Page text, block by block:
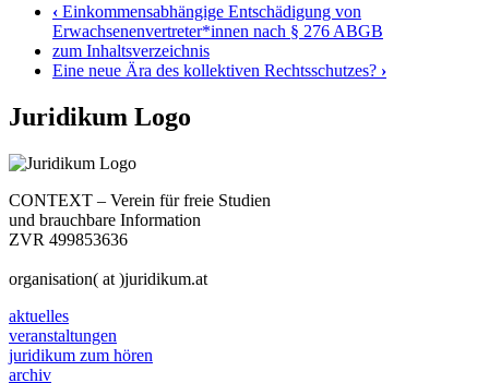
‹ Einkommensabhängige Entschädigung von
Erwachsenenvertreter*innen nach § 276 ABGB
zum Inhaltsverzeichnis
Eine neue Ära des kollektiven Rechtsschutzes? ›
Juridikum Logo
CONTEXT – Verein für freie Studien
und brauchbare Information
ZVR 499853636
organisation( at )juridikum.at
aktuelles
veranstaltungen
juridikum zum hören
archiv